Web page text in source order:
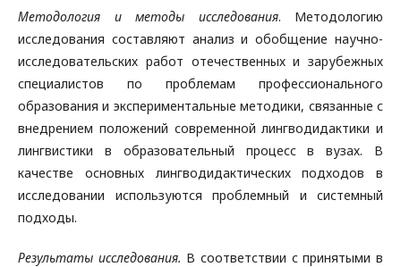
Методология и методы исследования. Методологию
исследования составляют анализ и обобщение научно-
исследовательских работ отечественных и зарубежных
специалистов по проблемам профессионального
образования и экспериментальные методики, связанные с
внедрением положений современной лингводидактики и
лингвистики в образовательный процесс в вузах. В
качестве основных лингводидактических подходов в
исследовании используются проблемный и системный
подходы.
Результаты исследования. В соответствии с принятыми в